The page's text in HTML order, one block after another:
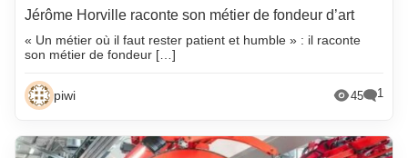
Jérôme Horville raconte son métier de fondeur d’art
« Un métier où il faut rester patient et humble » : il raconte
son métier de fondeur […]
piwi 45 1